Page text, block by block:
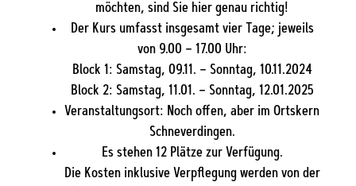
möchten, sind Sie hier genau richtig!
Der Kurs umfasst insgesamt vier Tage; jeweils
von 9.00 – 17.00 Uhr:
Block 1: Samstag, 09.11. – Sonntag, 10.11.2024
Block 2: Samstag, 11.01. – Sonntag, 12.01.2025
Veranstaltungsort: Noch offen, aber im Ortskern
Schneverdingen.
Es stehen 12 Plätze zur Verfügung.
Die Kosten inklusive Verpflegung werden von der